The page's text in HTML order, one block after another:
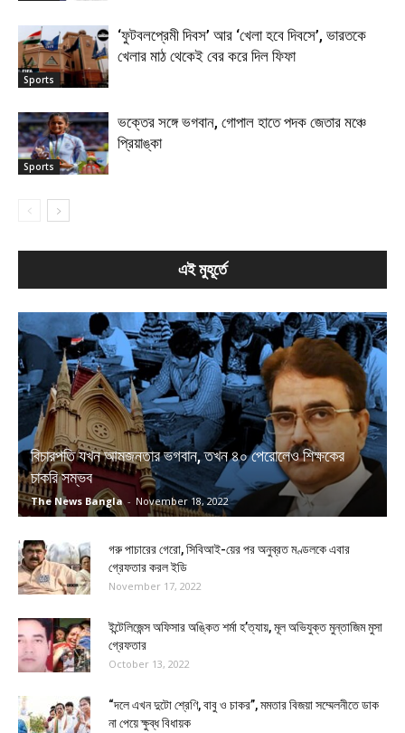
Sports
‘ফুটবলপ্রেমী দিবস’ আর ‘খেলা হবে দিবসে’, ভারতকে
খেলার মাঠ থেকেই বের করে দিল ফিফা
Sports
ভক্তের সঙ্গে ভগবান, গোপাল হাতে পদক জেতার মঞ্চে
প্রিয়াঙ্কা
এই মুহূর্তে
বিচারপতি যখন আমজনতার ভগবান, তখন ৪০ পেরোলেও শিক্ষকের
চাকরি সম্ভব
The News Bangla - November 18, 2022
গরু পাচারের গেরো, সিবিআই-য়ের পর অনুব্রত মণ্ডলকে এবার
গ্রেফতার করল ইডি
November 17, 2022
ইন্টেলিজেন্স অফিসার অঙ্কিত শর্মা হ’ত্যায়, মূল অভিযুক্ত মুন্তাজিম মুসা
গ্রেফতার
October 13, 2022
“দলে এখন দুটো শ্রেণি, বাবু ও চাকর”, মমতার বিজয়া সম্মেলনীতে ডাক
না পেয়ে ক্ষুব্ধ বিধায়ক